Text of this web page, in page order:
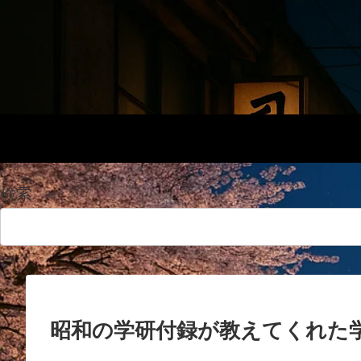
検索
昭和の学研付録が教えてくれた